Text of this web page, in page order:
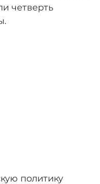
четверть
политику